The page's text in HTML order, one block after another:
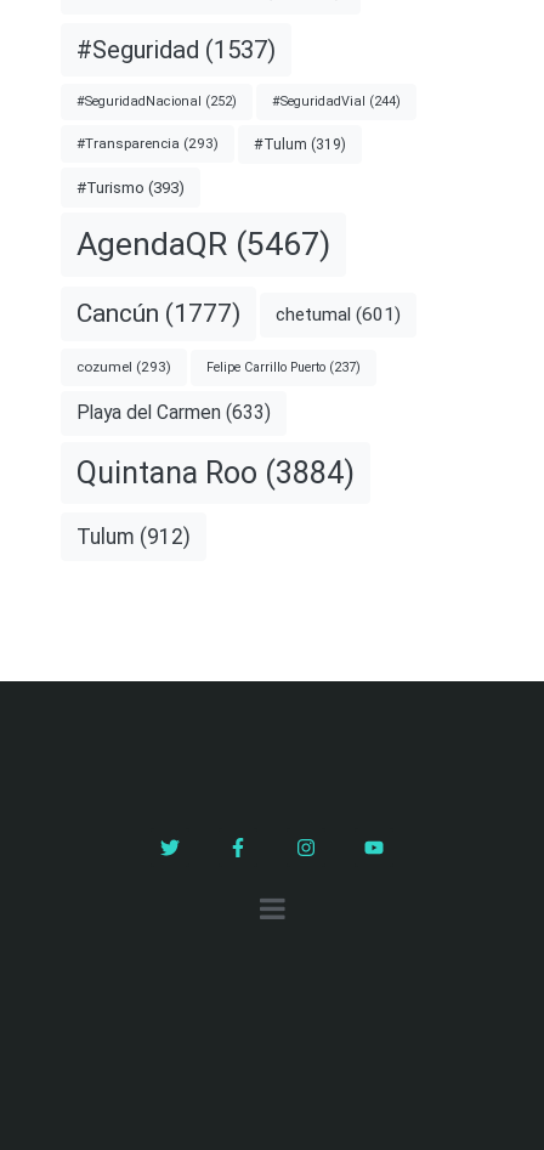
#Seguridad (1537)
#SeguridadNacional (252) #SeguridadVial (244)
#Transparencia (293) #Tulum (319)
#Turismo (393)
AgendaQR (5467)
Cancún (1777) chetumal (601)
cozumel (293) Felipe Carrillo Puerto (237)
Playa del Carmen (633)
Quintana Roo (3884)
Tulum (912)